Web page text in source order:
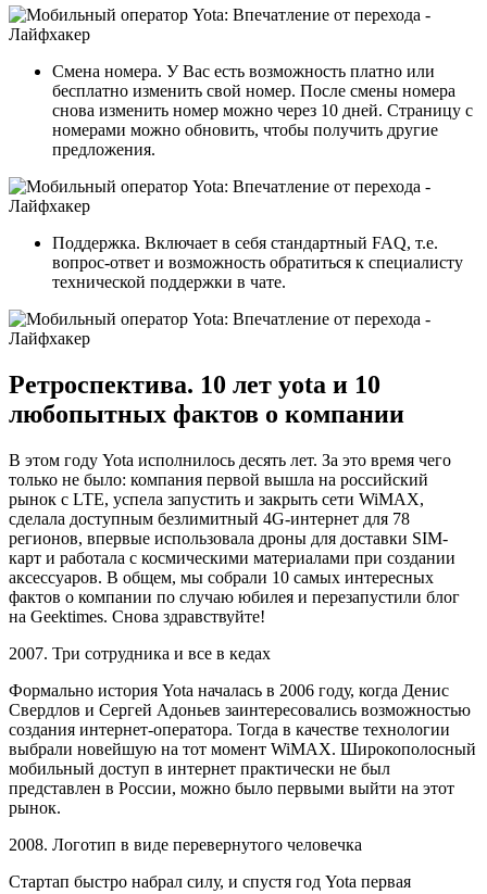
Смена номера. У Вас есть возможность платно или
бесплатно изменить свой номер. После смены номера
снова изменить номер можно через 10 дней. Страницу с
номерами можно обновить, чтобы получить другие
предложения.
Поддержка. Включает в себя стандартный FAQ, т.е.
вопрос-ответ и возможность обратиться к специалисту
технической поддержки в чате.
Ретроспектива. 10 лет yota и 10
любопытных фактов о компании
В этом году Yota исполнилось десять лет. За это время чего
только не было: компания первой вышла на российский
рынок с LTE, успела запустить и закрыть сети WiMAX,
сделала доступным безлимитный 4G-интернет для 78
регионов, впервые использовала дроны для доставки SIM-
карт и работала с космическими материалами при создании
аксессуаров. В общем, мы собрали 10 самых интересных
фактов о компании по случаю юбилея и перезапустили блог
на Geektimes. Снова здравствуйте!
2007. Три сотрудника и все в кедах
Формально история Yota началась в 2006 году, когда Денис
Свердлов и Сергей Адоньев заинтересовались возможностью
создания интернет-оператора. Тогда в качестве технологии
выбрали новейшую на тот момент WiMAX. Широкополосный
мобильный доступ в интернет практически не был
представлен в России, можно было первыми выйти на этот
рынок.
2008. Логотип в виде перевернутого человечка
Стартап быстро набрал силу, и спустя год Yota первая